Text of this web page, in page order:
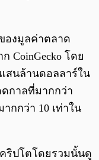
องมูลค่าตลาด
CoinGecko โดย
สนล้านดอลลาร์ใน
กาลที่มากกว่า
กกว่า 10 เท่าใน
ริปโตโดยรวมนั้นดู